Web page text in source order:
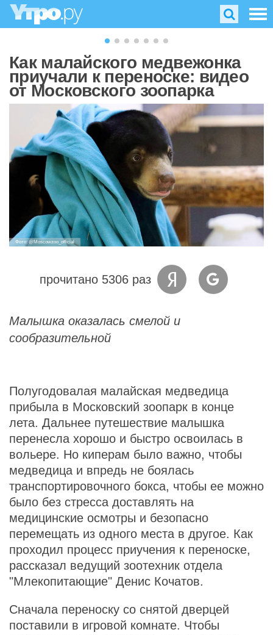
Как малайского медвежонка
приучали к переноске: видео
от Московского зоопарка
Фото: @Moscowzoo_official
прочитано 5306 раз
Малышка оказалась смелой и
сообразительной
Полугодовалая малайская медведица
прибыла в Московский зоопарк в конце
лета. Дальнее путешествие малышка
перенесла хорошо и быстро освоилась в
вольере. Но киперам было важно, чтобы
медведица и впредь не боялась
транспортировочного бокса, чтобы ее можно
было без стресса доставлять на
медицинские осмотры и безопасно
перемещать из одного места в другое. Как
проходил процесс приучения к переноске,
рассказал ведущий зоотехник отдела
"Млекопитающие" Денис Кочатов.
Сначала переноску со снятой дверцей
поставили в игровой комнате. Чтобы